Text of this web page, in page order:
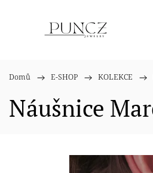
Domů / E-SHOP / KOLEKCE /
Náušnice